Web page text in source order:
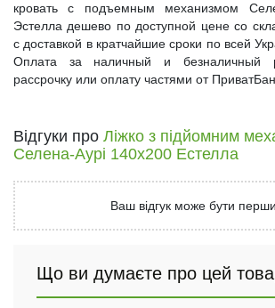
кровать с подъемным механизмом
Эстелла дешево по доступной цене со
с доставкой в кратчайшие сроки по всей
Оплата за наличный и безналичный
рассрочку или оплату частями от
Відгуки про Ліжко з підйомним
Селена-Аурі 140x200 Естелла
Ваш відгук може бути
Що ви думаєте про цей